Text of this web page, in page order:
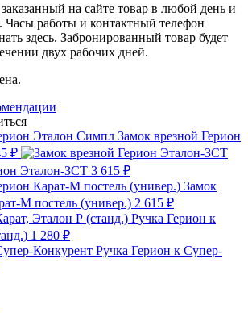
на сайте товар в любой день и
Часы работы и контактный телефон
здесь. Забронированный товар будет
двух рабочих дней.
Замок врезной Герион
₽
Эталон-ЗСТ 3 615 ₽
Замок
М постель (универ.) 2 615 ₽
Ручка Герион к
1 280 ₽
Ручка Герион к Супер-